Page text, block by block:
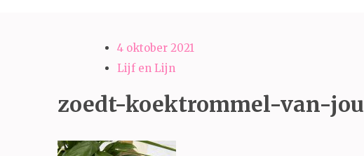
4 oktober 2021
Lijf en Lijn
zoedt-koektrommel-van-jou